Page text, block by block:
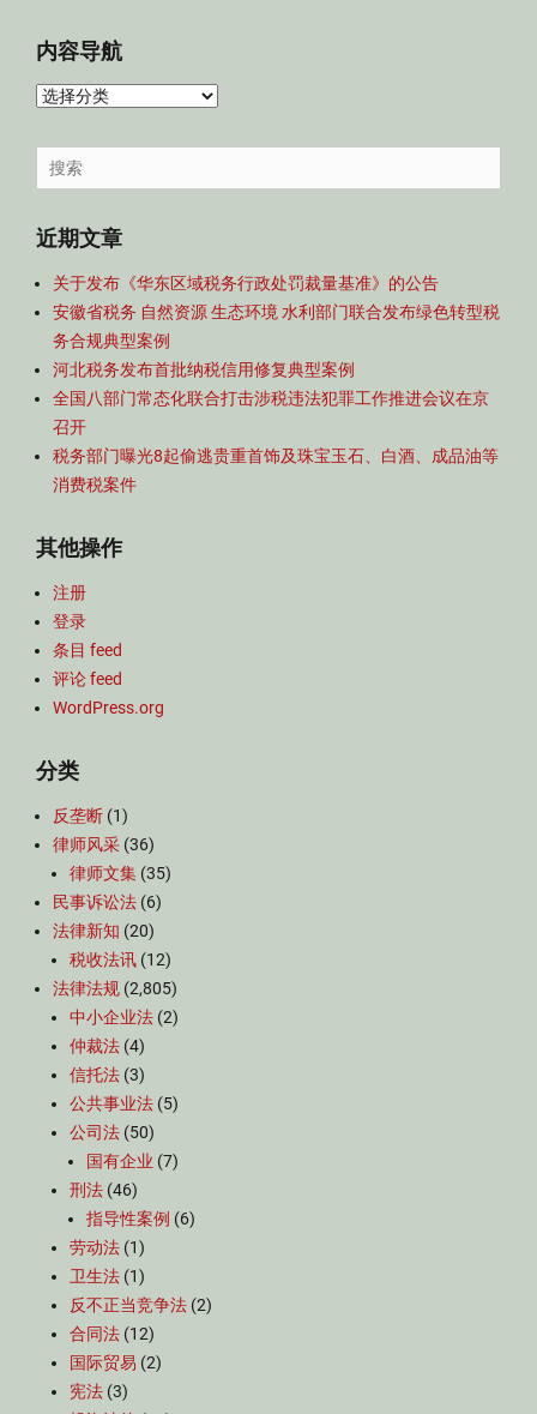
内容导航
内
导
航
Search
for:
近期文章
关于发布《华东区域税务行政处罚裁量基准》的公告
安徽省税务 自然资源 生态环境 水利部门联合发布绿色转型税
务合规典型案例
河北税务发布首批纳税信用修复典型案例
全国八部门常态化联合打击涉税违法犯罪工作推进会议在京
召开
税务部门曝光8起偷逃贵重首饰及珠宝玉石、白酒、成品油等
消费税案件
其他操作
注册
登录
条目 feed
评论 feed
WordPress.org
分类
反垄断 (1)
律师风采 (36)
律师文集 (35)
民事诉讼法 (6)
法律新知 (20)
税收法讯 (12)
法律法规 (2,805)
中小企业法 (2)
仲裁法 (4)
信托法 (3)
公共事业法 (5)
公司法 (50)
国有企业 (7)
刑法 (46)
指导性案例 (6)
劳动法 (1)
卫生法 (1)
反不正当竞争法 (2)
合同法 (12)
国际贸易 (2)
宪法 (3)